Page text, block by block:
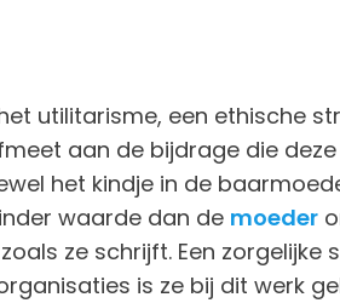
utilitarisme, een ethische
aan de bijdrage die deze
het kindje in de
waarde dan de moeder
ze schrijft. Een zorgelijke
is ze bij dit werk